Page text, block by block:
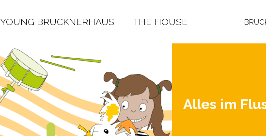
YOUNG BRUCKNERHAUS THE HOUSE
Alles im